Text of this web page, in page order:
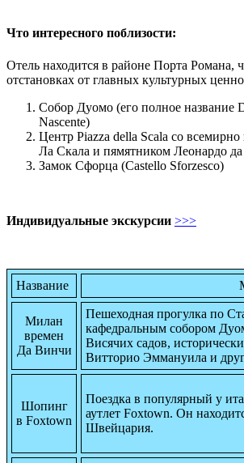
Что интересного поблизости:
Отель находится в районе Порта Романа,
отстановках от главных культурных
Собор Дуомо (его полное название
Nascente)
Центр Piazza della Scala со
Ла Скала и пямятником Леонардо
Замок Сфорца (Castello Sforzesco)
Индивидуальные экскурсии >>>
Название
Милан
времен
Да Винчи
Пешеходная прогулка по
кафедральным собором
Висячих садов,
Витторио Эммануила и
Шопинг
в Foxtown
Поездка в популярный у
аутлет Foxtown. Он
Швейцария.